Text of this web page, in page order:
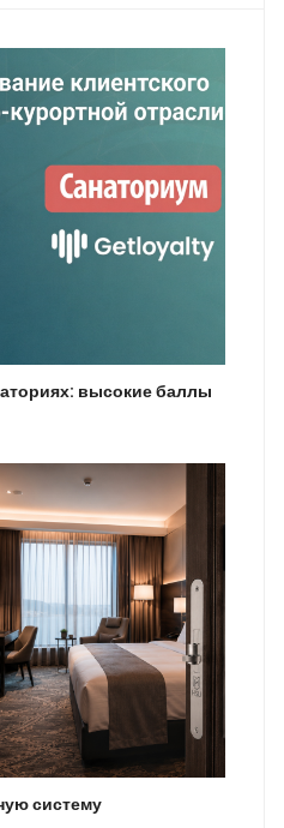
высокие баллы
систему